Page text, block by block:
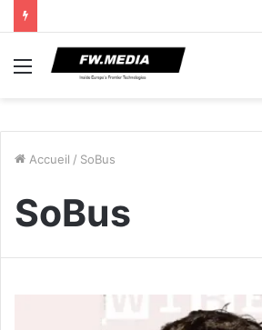
Menu
Accueil / SoBus
SoBus